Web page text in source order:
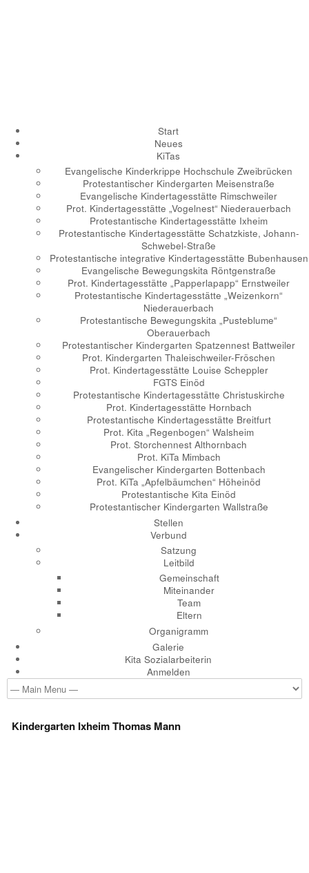
Start
Neues
KiTas
Evangelische Kinderkrippe Hochschule Zweibrücken
Protestantischer Kindergarten Meisenstraße
Evangelische Kindertagesstätte Rimschweiler
Prot. Kindertagesstätte „Vogelnest“ Niederauerbach
Protestantische Kindertagesstätte Ixheim
Protestantische Kindertagesstätte Schatzkiste, Johann-
Schwebel-Straße
Protestantische integrative Kindertagesstätte Bubenhausen
Evangelische Bewegungskita Röntgenstraße
Prot. Kindertagesstätte „Papperlapapp“ Ernstweiler
Protestantische Kindertagesstätte „Weizenkorn“
Niederauerbach
Protestantische Bewegungskita „Pusteblume“
Oberauerbach
Protestantischer Kindergarten Spatzennest Battweiler
Prot. Kindergarten Thaleischweiler-Fröschen
Prot. Kindertagesstätte Louise Scheppler
FGTS Einöd
Protestantische Kindertagesstätte Christuskirche
Prot. Kindertagesstätte Hornbach
Protestantische Kindertagesstätte Breitfurt
Prot. Kita „Regenbogen“ Walsheim
Prot. Storchennest Althornbach
Prot. KiTa Mimbach
Evangelischer Kindergarten Bottenbach
Prot. KiTa „Apfelbäumchen“ Höheinöd
Protestantische Kita Einöd
Protestantischer Kindergarten Wallstraße
Stellen
Verbund
Satzung
Leitbild
Gemeinschaft
Miteinander
Team
Eltern
Organigramm
Galerie
Kita Sozialarbeiterin
Anmelden
Kindergarten Ixheim Thomas Mann